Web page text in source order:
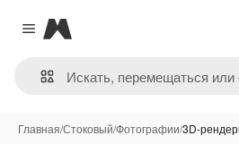
Close menu
Magnific
Главная/Стоковый/Фотографии/3D-